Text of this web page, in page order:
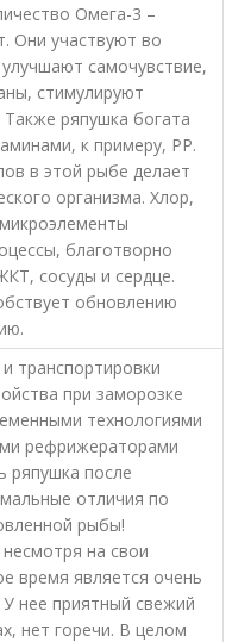
Омега-3 –
Они участвуют во
самочувствие,
стимулируют
ряпушка богата
к примеру, РР.
в этой рыбе делает
организма. Хлор,
благотворно
сосуды и сердце.
обновлению
транспортировки
при заморозке
технологиями
рефрижераторами
ряпушка после
отличия по
рыбы!
на свои
время является очень
нее приятный свежий
нет горечи. В целом